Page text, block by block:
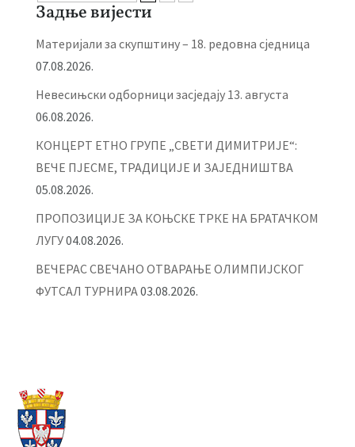
Задње вијести
Материјали за скупштину – 18. редовна сједница
07.08.2026.
Невесињски одборници засједају 13. августа
06.08.2026.
КОНЦЕРТ ЕТНО ГРУПЕ „СВЕТИ ДИМИТРИЈЕ“:
ВЕЧЕ ПЈЕСМЕ, ТРАДИЦИЈЕ И ЗАЈЕДНИШТВА
05.08.2026.
ПРОПОЗИЦИЈЕ ЗА КОЊСКЕ ТРКЕ НА БРАТАЧКОМ
ЛУГУ04.08.2026.
ВЕЧЕРАС СВЕЧАНО ОТВАРАЊЕ ОЛИМПИЈСКОГ
ФУТСАЛ ТУРНИРА03.08.2026.